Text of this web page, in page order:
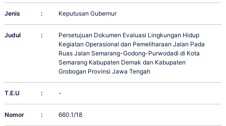
Jenis : Keputusan Gubernur
Judul :
Persetujuan Dokumen Evaluasi Lingkungan Hidup
Kegiatan Operasional dan Pemeliharaan Jalan Pada
Ruas Jalan Semarang-Godong-Purwodadi di Kota
Semarang Kabupaten Demak dan Kabupaten
Grobogan Provinsi Jawa Tengah
T.E.U : -
Nomor : 660.1/18